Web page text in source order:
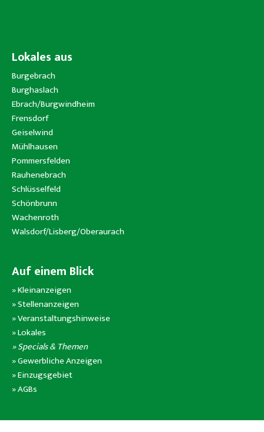
Lokales aus
Burgebrach
Burghaslach
Ebrach/Burgwindheim
Frensdorf
Geiselwind
Mühlhausen
Pommersfelden
Rauhenebrach
Schlüsselfeld
Schönbrunn
Wachenroth
Walsdorf/Lisberg/Oberaurach
Auf einem Blick
»Kleinanzeigen
»Stellenanzeigen
»Veranstaltungshinweise
»Lokales
» Specials & Themen
»Gewerbliche Anzeigen
»Einzugsgebiet
»AGBs